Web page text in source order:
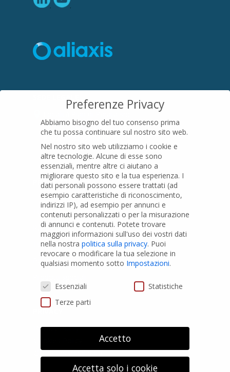
16015 Casella (GE) – Italy
01079200299
PRODOTTI
Tubi PVC
Raccordi PVC
Tubi e Raccordi in PVC-A
Pozzi Artesiani
Privacy Policy
GDPR Personal data
Preferenze Privacy
Abbiamo bisogno del tuo consenso prima
che tu possa continuare sul nostro sito web.
Nel nostro sito web utilizziamo i cookie e
altre tecnologie. Alcune di esse sono
essenziali, mentre altre ci aiutano a
migliorare questo sito e la tua esperienza. I
dati personali possono essere trattati (ad
esempio caratteristiche di riconoscimento,
indirizzi IP), ad esempio per annunci e
contenuti personalizzati o per la misurazione
di annunci e contenuti. Potete trovare
maggiori informazioni sull'uso dei vostri dati
nella nostra politica sulla privacy. Puoi
revocare o modificare la tua selezione in
qualsiasi momento sotto Impostazioni.
Preferenze Privacy
Essenziali
Statistiche
Terze parti
Accetto
Accetta solo i cookie